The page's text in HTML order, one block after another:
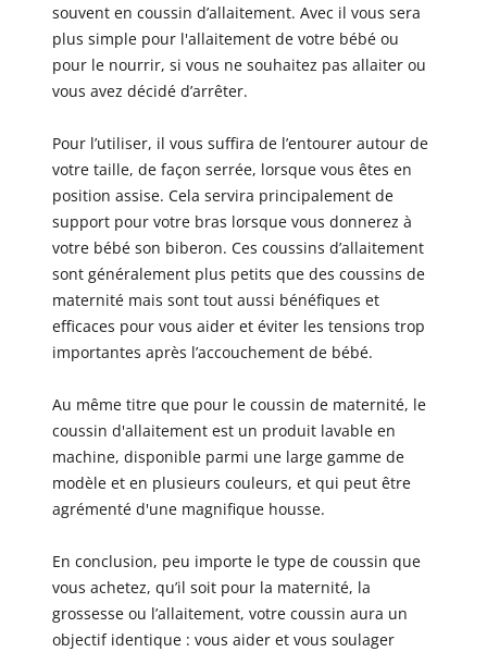
souvent en coussin d’allaitement. Avec il vous sera
plus simple pour l'allaitement de votre bébé ou
pour le nourrir, si vous ne souhaitez pas allaiter ou
vous avez décidé d’arrêter.
Pour l’utiliser, il vous suffira de l’entourer autour de
votre taille, de façon serrée, lorsque vous êtes en
position assise. Cela servira principalement de
support pour votre bras lorsque vous donnerez à
votre bébé son biberon. Ces coussins d’allaitement
sont généralement plus petits que des coussins de
maternité mais sont tout aussi bénéfiques et
efficaces pour vous aider et éviter les tensions trop
importantes après l’accouchement de bébé.
Au même titre que pour le coussin de maternité, le
coussin d'allaitement est un produit lavable en
machine, disponible parmi une large gamme de
modèle et en plusieurs couleurs, et qui peut être
agrémenté d'une magnifique housse.
En conclusion, peu importe le type de coussin que
vous achetez, qu’il soit pour la maternité, la
grossesse ou l’allaitement, votre coussin aura un
objectif identique : vous aider et vous soulager